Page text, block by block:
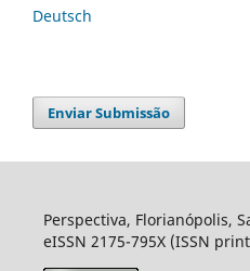
Deutsch
Enviar Submissão
Perspectiva, Florianópolis,
eISSN 2175-795X (ISSN